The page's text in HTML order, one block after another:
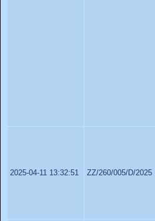
2025-04-11 13:32:51 ZZ/260/005/D/2025